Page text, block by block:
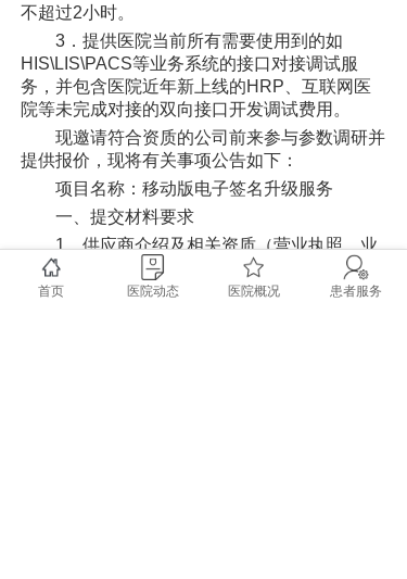
不超过2小时。
3．提供医院当前所有需要使用到的如
HIS\LIS\PACS等业务系统的接口对接调试服
务，并包含医院近年新上线的HRP、互联网医
院等未完成对接的双向接口开发调试费用。
现邀请符合资质的公司前来参与参数调研并
提供报价，现将有关事项公告如下：
项目名称：移动版电子签名升级服务
一、提交材料要求
1、供应商介绍及相关资质（营业执照、业
务人员授权书，法人身份证明）
2、服务项目及参数文档。
首页 医院动态 医院概况 患者服务